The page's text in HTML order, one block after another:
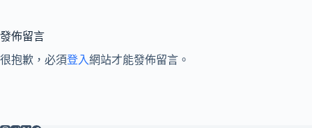
發佈留言
很抱歉，必須登入網站才能發佈留言。